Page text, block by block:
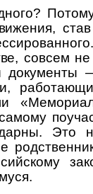
совсем
документы
Это